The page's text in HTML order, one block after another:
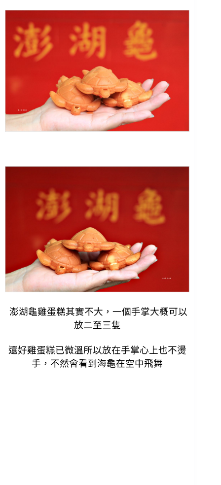
澎湖龜雞蛋糕其實不大，一個手掌大概可以
放二至三隻
還好雞蛋糕已微溫所以放在手掌心上也不燙
手， 不然會看到海龜在空中飛舞